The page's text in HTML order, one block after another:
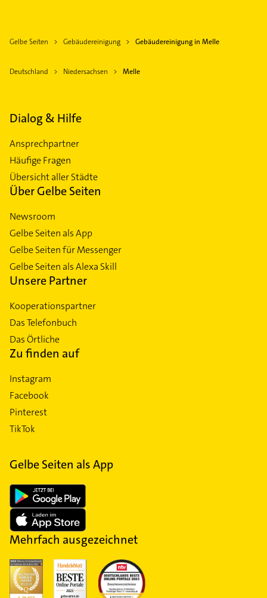
Gelbe Seiten Gebäudereinigung Gebäudereinigung in Melle
Deutschland Niedersachsen Melle
Dialog & Hilfe
Ansprechpartner
Häufige Fragen
Übersicht aller Städte
Über Gelbe Seiten
Newsroom
Gelbe Seiten als App
Gelbe Seiten für Messenger
Gelbe Seiten als Alexa Skill
Unsere Partner
Kooperationspartner
Das Telefonbuch
Das Örtliche
Zu finden auf
Instagram
Facebook
Pinterest
TikTok
Gelbe Seiten als App
Mehrfach ausgezeichnet